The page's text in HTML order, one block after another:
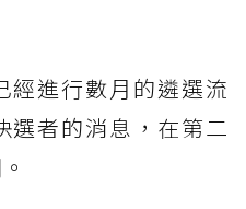
經進行數月的遴選流
選者的消息，在第二